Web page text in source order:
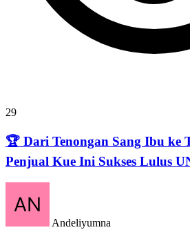
29
🏆 Dari Tenongan Sang Ibu ke
Penjual Kue Ini Sukses Lulus
Andeliyumna